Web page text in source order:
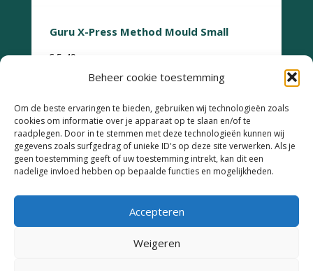
Beheer cookie toestemming
Om de beste ervaringen te bieden, gebruiken wij technologieën zoals
cookies om informatie over je apparaat op te slaan en/of te
raadplegen. Door in te stemmen met deze technologieën kunnen wij
gegevens zoals surfgedrag of unieke ID's op deze site verwerken. Als je
geen toestemming geeft of uw toestemming intrekt, kan dit een
nadelige invloed hebben op bepaalde functies en mogelijkheden.
Accepteren
Weigeren
Guru X-Press Method Mould Small
€ 5,49
Retourneren
verzendkosten